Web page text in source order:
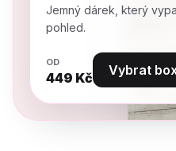
Jemný dárek, který
pohled.
OD
449 Kč Vybrat